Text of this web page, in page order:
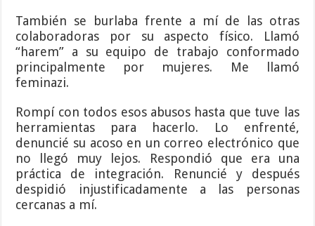
También se burlaba frente a mí de las otras
colaboradoras por su aspecto físico. Llamó
“harem” a su equipo de trabajo conformado
principalmente por mujeres. Me llamó
feminazi.
Rompí con todos esos abusos hasta que tuve las
herramientas para hacerlo. Lo enfrenté,
denuncié su acoso en un correo electrónico que
no llegó muy lejos. Respondió que era una
práctica de integración. Renuncié y después
despidió injustificadamente a las personas
cercanas a mí.